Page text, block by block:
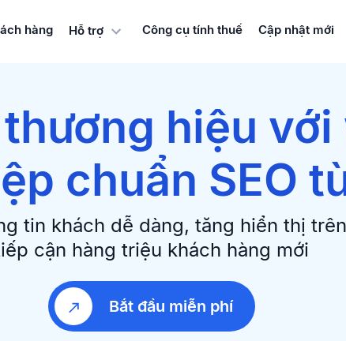
hàng Hỗ trợ Công cụ tính thuế Cập nhật mới
hiệu
chuẩn SEO
tin khách dễ dàng, tăng hiển thị
cận hàng triệu khách hàng mới
Bắt đầu miễn phí